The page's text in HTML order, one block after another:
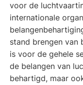
voor de
internationale
stand brengen van
is voor de gehele
de belangen van
behartigd, maar